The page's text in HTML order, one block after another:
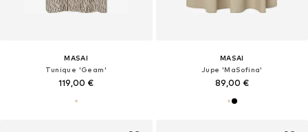
MASAI
Tunique 'Geam'
119,00 €
MASAI
Jupe 'MaSofina'
89,00 €